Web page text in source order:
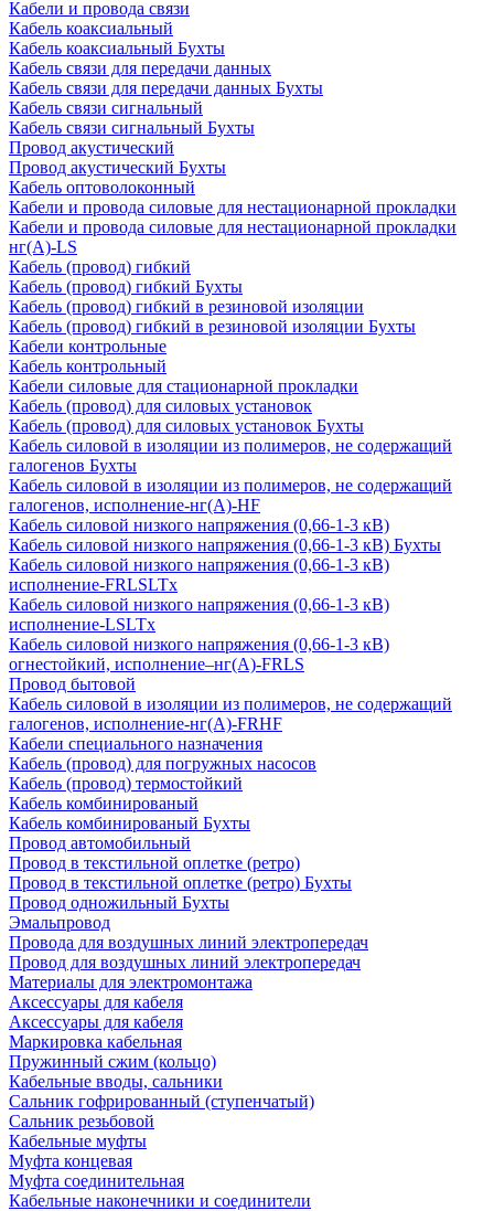
Кабели и провода связи
Кабель коаксиальный
Кабель коаксиальный Бухты
Кабель связи для передачи данных
Кабель связи для передачи данных Бухты
Кабель связи сигнальный
Кабель связи сигнальный Бухты
Провод акустический
Провод акустический Бухты
Кабель оптоволоконный
Кабели и провода силовые для нестационарной прокладки
Кабели и провода силовые для нестационарной прокладки
нг(А)-LS
Кабель (провод) гибкий
Кабель (провод) гибкий Бухты
Кабель (провод) гибкий в резиновой изоляции
Кабель (провод) гибкий в резиновой изоляции Бухты
Кабели контрольные
Кабель контрольный
Кабели силовые для стационарной прокладки
Кабель (провод) для силовых установок
Кабель (провод) для силовых установок Бухты
Кабель силовой в изоляции из полимеров, не содержащий
галогенов Бухты
Кабель силовой в изоляции из полимеров, не содержащий
галогенов, исполнение-нг(А)-HF
Кабель силовой низкого напряжения (0,66-1-3 кВ)
Кабель силовой низкого напряжения (0,66-1-3 кВ) Бухты
Кабель силовой низкого напряжения (0,66-1-3 кВ)
исполнение-FRLSLTx
Кабель силовой низкого напряжения (0,66-1-3 кВ)
исполнение-LSLTx
Кабель силовой низкого напряжения (0,66-1-3 кВ)
огнестойкий, исполнение–нг(А)-FRLS
Провод бытовой
Кабель силовой в изоляции из полимеров, не содержащий
галогенов, исполнение-нг(А)-FRHF
Кабели специального назначения
Кабель (провод) для погружных насосов
Кабель (провод) термостойкий
Кабель комбинированый
Кабель комбинированый Бухты
Провод автомобильный
Провод в текстильной оплетке (ретро)
Провод в текстильной оплетке (ретро) Бухты
Провод одножильный Бухты
Эмальпровод
Провода для воздушных линий электропередач
Провод для воздушных линий электропередач
Материалы для электромонтажа
Аксессуары для кабеля
Аксессуары для кабеля
Маркировка кабельная
Пружинный сжим (кольцо)
Кабельные вводы, сальники
Сальник гофрированный (ступенчатый)
Сальник резьбовой
Кабельные муфты
Муфта концевая
Муфта соединительная
Кабельные наконечники и соединители